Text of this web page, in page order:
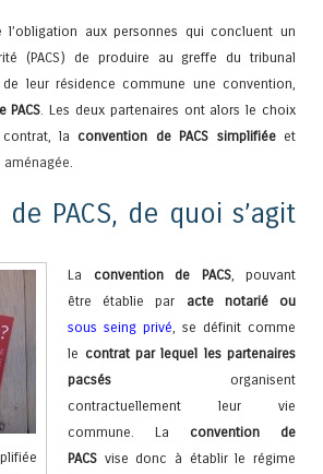
aux personnes qui concluent un
(PACS) de produire au greffe du tribunal
de leur résidence commune une convention,
PACS. Les deux partenaires ont alors le choix
la convention de PACS simplifiée et
aménagée.
PACS, de quoi s’agit
La convention de PACS, pouvant
être établie par acte notarié ou
sous seing privé , se définit comme
le contrat par lequel les partenaires
pacsés organisent
contractuellement leur vie
commune. La convention de
PACS vise donc à établir le régime